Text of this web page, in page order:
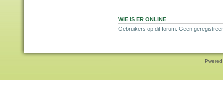
WIE IS ER ONLINE
Gebruikers op dit forum: Geen